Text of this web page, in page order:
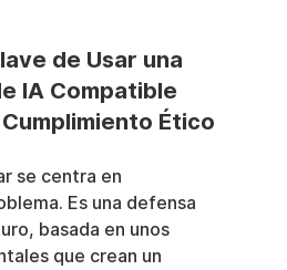
de Usar una
IA Compatible
Cumplimiento Ético
se centra en
Es una defensa
basada en unos
que crean un